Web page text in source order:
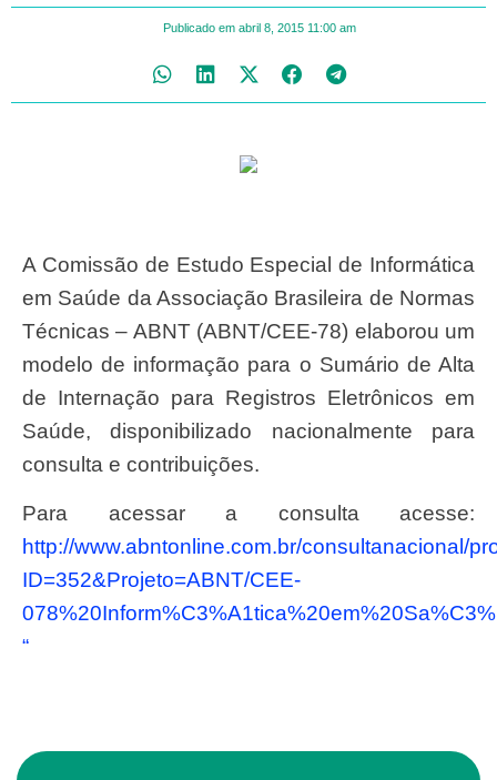
Publicado em abril 8, 2015 11:00 am
A Comissão de Estudo Especial de Informática
em Saúde da Associação Brasileira de Normas
Técnicas – ABNT (ABNT/CEE-78) elaborou um
modelo de informação para o Sumário de Alta
de Internação para Registros Eletrônicos em
Saúde, disponibilizado nacionalmente para
consulta e contribuições.
Para acessar a consulta acesse:
http://www.abntonline.com.br/consultanacional/
ID=352&Projeto=ABNT/CEE-
“